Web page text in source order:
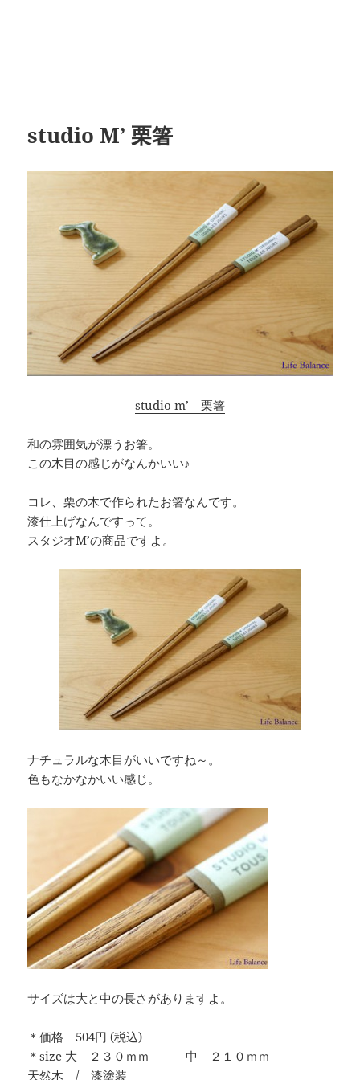
studio M’ 栗箸
studio m’ 栗箸
和の雰囲気が漂うお箸。
この木目の感じがなんかいい♪
コレ、栗の木で作られたお箸なんです。
漆仕上げなんですって。
スタジオM’の商品ですよ。
ナチュラルな木目がいいですね～。
色もなかなかいい感じ。
サイズは大と中の長さがありますよ。
＊価格 504円 (税込)
＊size 大 ２３０ｍｍ 中 ２１０ｍｍ
天然木 / 漆塗装